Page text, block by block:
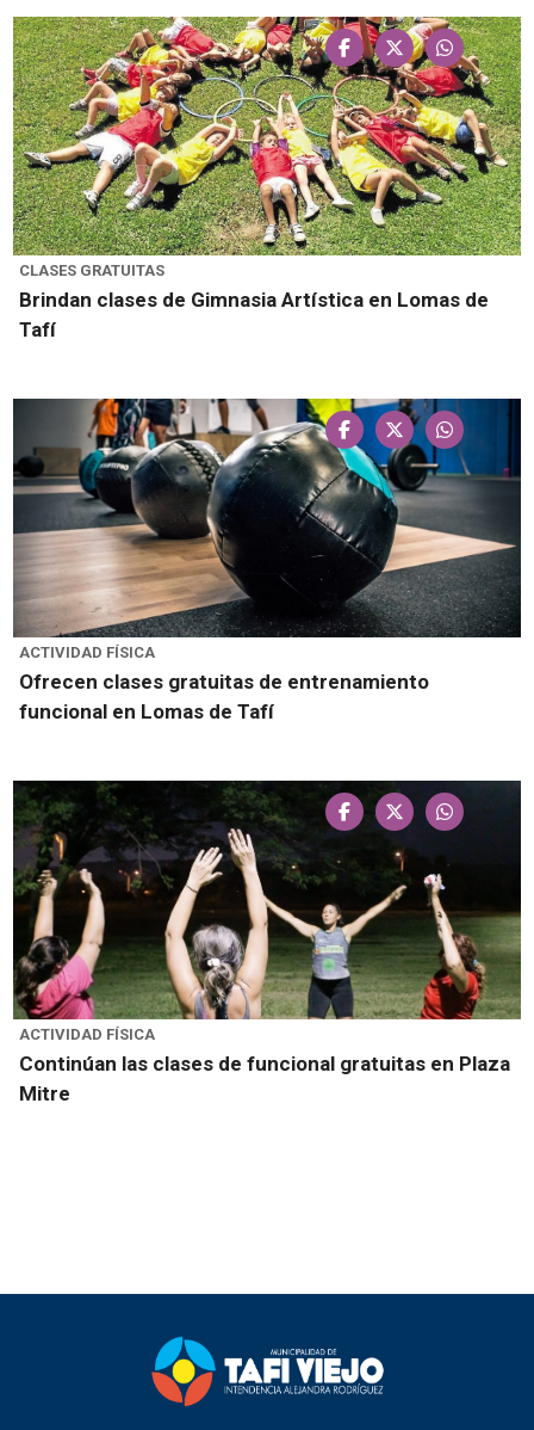
CLASES GRATUITAS
Brindan clases de Gimnasia Artística en Lomas de
Tafí
ACTIVIDAD FÍSICA
Ofrecen clases gratuitas de entrenamiento
funcional en Lomas de Tafí
ACTIVIDAD FÍSICA
Continúan las clases de funcional gratuitas en Plaza
Mitre